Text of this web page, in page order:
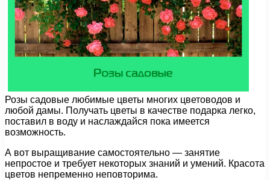
Розы садовые любимые цветы многих цветоводов и
любой дамы. Получать цветы в качестве подарка легко,
поставил в воду и наслаждайся пока имеется
возможность.
А вот выращивание самостоятельно — занятие
непростое и требует некоторых знаний и умений. Красота
цветов непременно неповторима.